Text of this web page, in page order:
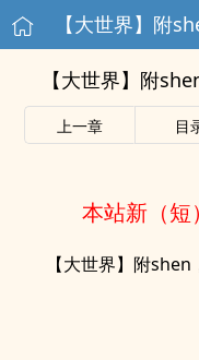
【大世界】附
上一章 目
本站新（
【大世界】附